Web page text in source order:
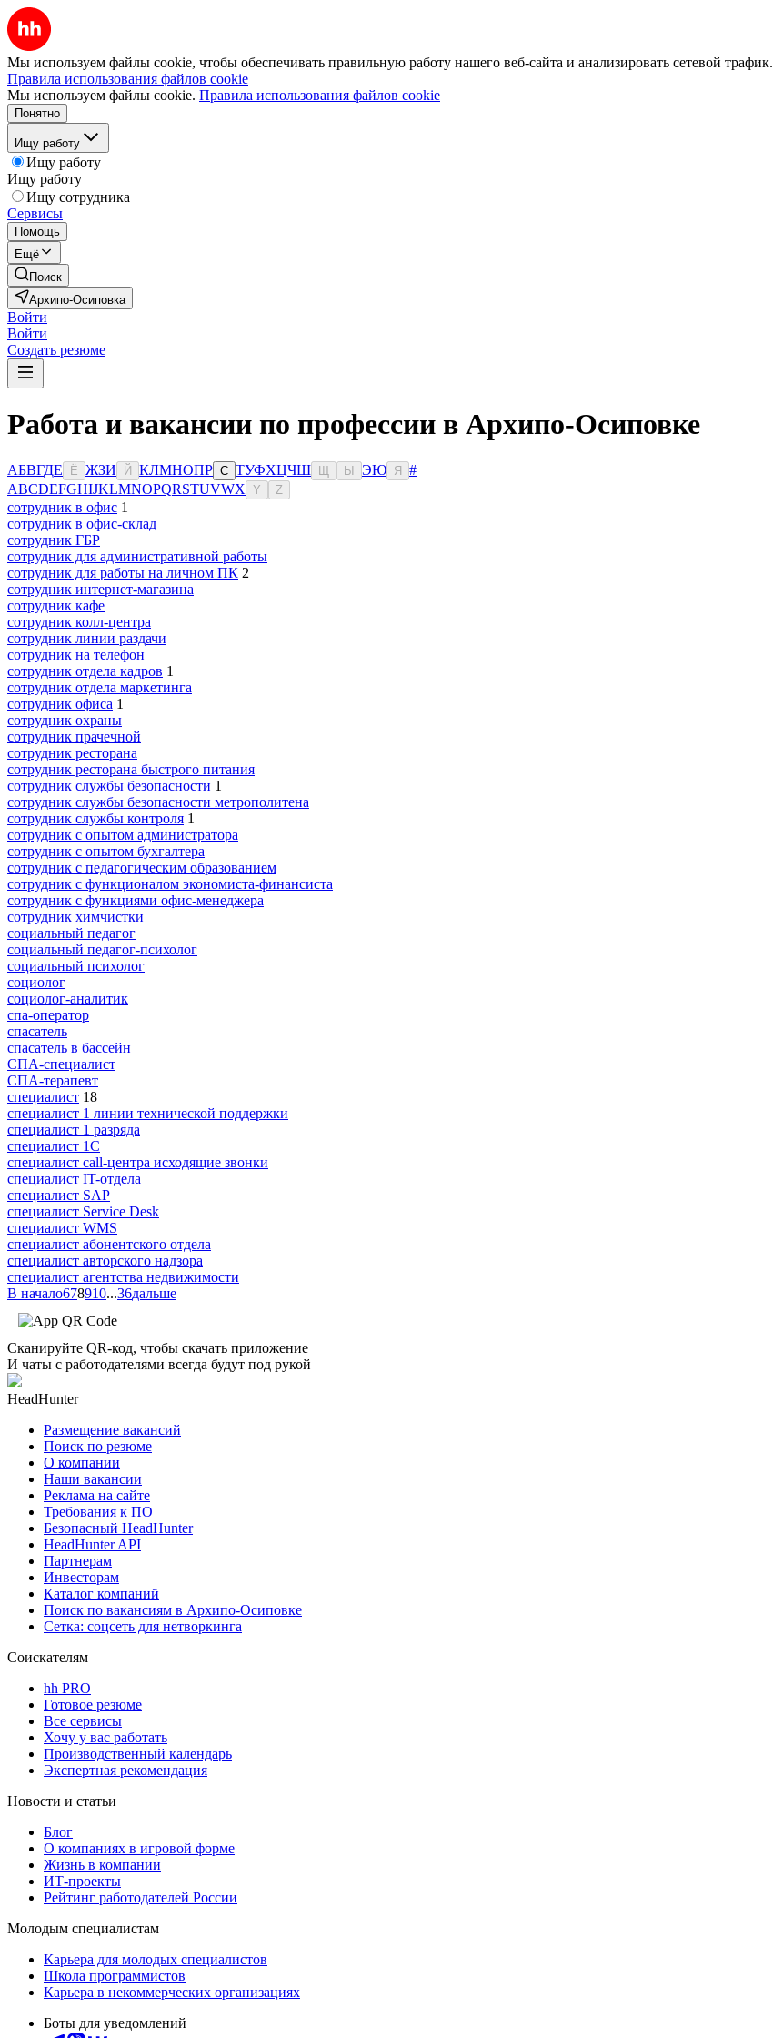
Мы используем файлы cookie, чтобы обеспечивать правильную работу нашего веб-сайта и анализировать сетевой трафик.
Правила использования файлов cookie
Мы используем файлы cookie. Правила использования файлов cookie
Понятно
Ищу работу
Ищу работу
Ищу работу
Ищу сотрудника
Сервисы
Помощь
Ещё
Поиск
Архипо-Осиповка
Войти
Войти
Создать резюме
Работа и вакансии по профессии в Архипо-Осиповке
АБВГДЕ Ё ЖЗИ Й КЛМНОПР С ТУФХЦЧШ Ы ЭЮ Я
#
ABCDEFGHIJKLMNOPQRSTUVWX Y Z
сотрудник в офис 1
сотрудник в офис-склад
сотрудник ГБР
сотрудник для административной работы
сотрудник для работы на личном ПК 2
сотрудник интернет-магазина
сотрудник кафе
сотрудник колл-центра
сотрудник линии раздачи
сотрудник на телефон
сотрудник отдела кадров 1
сотрудник отдела маркетинга
сотрудник офиса 1
сотрудник охраны
сотрудник прачечной
сотрудник ресторана
сотрудник ресторана быстрого питания
сотрудник службы безопасности 1
сотрудник службы безопасности метрополитена
сотрудник службы контроля 1
сотрудник с опытом администратора
сотрудник с опытом бухгалтера
сотрудник с педагогическим образованием
сотрудник с функционалом экономиста-финансиста
сотрудник с функциями офис-менеджера
сотрудник химчистки
социальный педагог
социальный педагог-психолог
социальный психолог
социолог
социолог-аналитик
спа-оператор
спасатель
спасатель в бассейн
СПА-специалист
СПА-терапевт
специалист 18
специалист 1 линии технической поддержки
специалист 1 разряда
специалист 1С
специалист call-центра исходящие звонки
специалист IT-отдела
специалист SAP
специалист Service Desk
специалист WMS
специалист абонентского отдела
специалист авторского надзора
специалист агентства недвижимости
В начало678910...36дальше
Сканируйте QR-код, чтобы скачать приложение
И чаты с работодателями всегда будут под рукой
HeadHunter
Размещение вакансий
Поиск по резюме
О компании
Наши вакансии
Реклама на сайте
Требования к ПО
Безопасный HeadHunter
HeadHunter API
Партнерам
Инвесторам
Каталог компаний
Поиск по вакансиям в Архипо-Осиповке
Сетка: соцсеть для нетворкинга
Соискателям
hh PRO
Готовое резюме
Все сервисы
Хочу у вас работать
Производственный календарь
Экспертная рекомендация
Новости и статьи
Блог
О компаниях в игровой форме
Жизнь в компании
ИТ-проекты
Рейтинг работодателей России
Молодым специалистам
Карьера для молодых специалистов
Школа программистов
Карьера в некоммерческих организациях
Боты для уведомлений